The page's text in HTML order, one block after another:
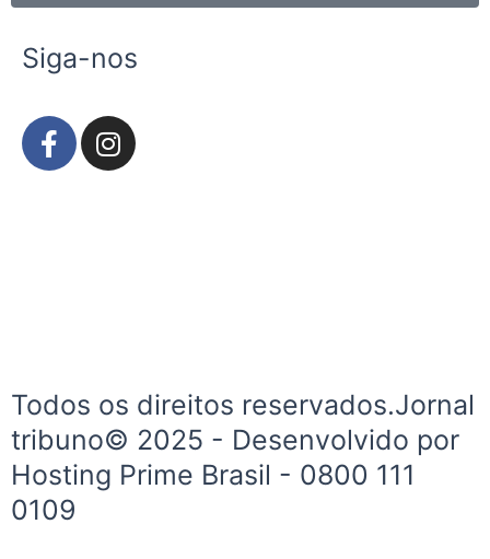
Siga-nos
F
a
I
n
Todos os direitos reservados.Jornal
tribuno© 2025 - Desenvolvido por
Hosting Prime Brasil - 0800 111
0109